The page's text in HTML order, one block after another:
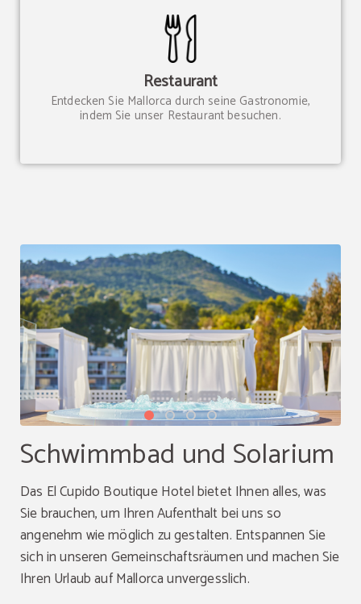
Restaurant
Entdecken Sie Mallorca durch seine Gastronomie,
indem Sie unser Restaurant besuchen.
Schwimmbad und Solarium
Das El Cupido Boutique Hotel bietet Ihnen alles, was
Sie brauchen, um Ihren Aufenthalt bei uns so
angenehm wie möglich zu gestalten. Entspannen Sie
sich in unseren Gemeinschaftsräumen und machen Sie
Ihren Urlaub auf Mallorca unvergesslich.